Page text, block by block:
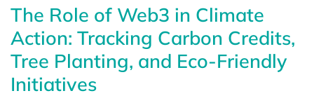
The Role of Web3 in Climate
Action: Tracking Carbon Credits,
Tree Planting, and Eco-Friendly
Initiatives